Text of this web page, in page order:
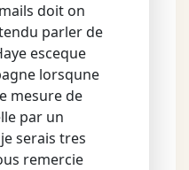
doit on
parler de
esceque
lorsqune
mesure de
par un
serais tres
remercie